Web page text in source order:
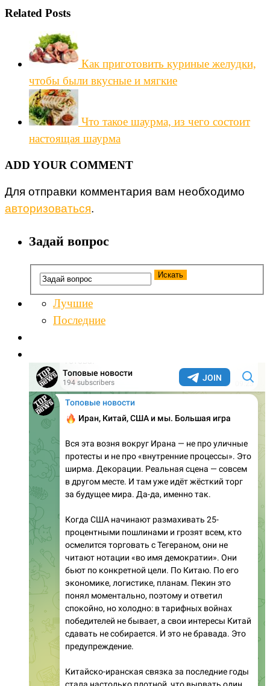
Related Posts
Как приготовить куриные желудки,
чтобы были вкусные и мягкие
Что такое шаурма, из чего состоит
настоящая шаурма
ADD YOUR COMMENT
Для отправки комментария вам необходимо
авторизоваться.
Задай вопрос
Лучшие
Последние